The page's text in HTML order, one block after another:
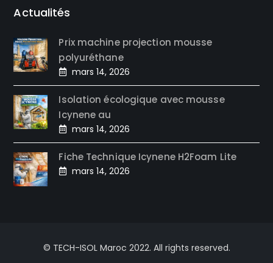
Actualités
Prix machine projection mousse
polyuréthane
mars 14, 2026
Isolation écologique avec mousse
Icynene au
mars 14, 2026
Fiche Technique Icynene H2Foam Lite
mars 14, 2026
© TECH-ISOL Maroc 2022. All rights reserved.